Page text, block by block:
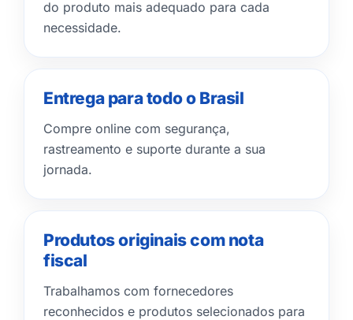
do produto mais adequado para cada
necessidade.
Entrega para todo o Brasil
Compre online com segurança,
rastreamento e suporte durante a sua
jornada.
Produtos originais com nota
fiscal
Trabalhamos com fornecedores
reconhecidos e produtos selecionados para